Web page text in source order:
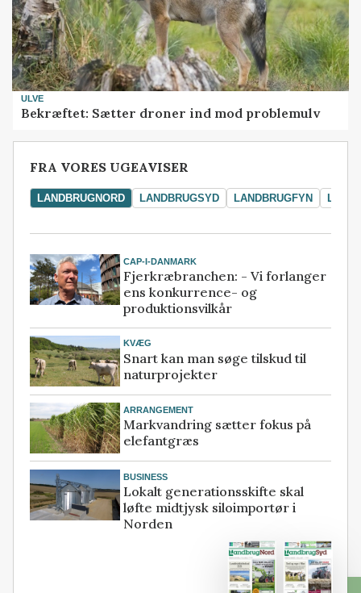
ULVE
Bekræftet: Sætter droner ind mod problemulv
FRA VORES UGEAVISER
LANDBRUGNORD LANDBRUGSYD LANDBRUGFYN
CAP-I-DANMARK
Fjerkræbranchen: - Vi forlanger
ens konkurrence- og
produktionsvilkår
KVÆG
Snart kan man søge tilskud til
naturprojekter
ARRANGEMENT
Markvandring sætter fokus på
elefantgræs
BUSINESS
Lokalt generationsskifte skal
løfte midtjysk siloimportør i
Norden